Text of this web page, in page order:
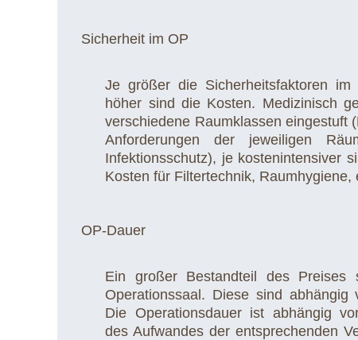
Sicherheit im OP
Je größer die Sicherheitsfaktoren im
höher sind die Kosten. Medizinisch
verschiedene Raumklassen eingestuft
Anforderungen der jeweiligen
Infektionsschutz), je kostenintensiver
Kosten für Filtertechnik, Raumhygiene,
OP-Dauer
Ein großer Bestandteil des
Operationssaal. Diese sind abhängig
Die Operationsdauer ist abhängig
des Aufwandes der entsprechenden